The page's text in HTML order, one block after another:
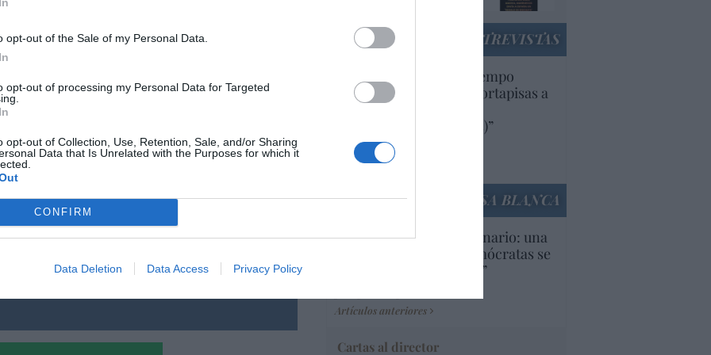
opt-out of the Sale of my Personal Data.
opt-out of processing my Personal Data for Targeted
opt-out of Collection, Use, Retention, Sale, and/or Sharing
Data that Is Unrelated with the Purposes for which it
CONFIRM
Data Deletion Data Access Privacy Policy
Y también los 3.000 millones en
pero ya está en camino. Y la hoja del
este artículo?
newsletter y recibe cada dia
destacado de Hispanidad
ENTREVISTAS
“Europa lleva mucho tiempo
poniendo aranceles y cortapisas a
productos y compañías
americanas (y europeas)”
por Ana Sánchez Arjona
Artículos anteriores
LA CASA BLANCA
EEUU. Inquietante escenario: una
tercera parte de los demócratas se
define como “socialista”
Artículos anteriores
Cartas al director